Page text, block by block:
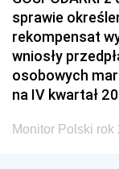
sprawie
rekompensat
wniosły
osobowych
na IV kwartał
Monitor Polski rok